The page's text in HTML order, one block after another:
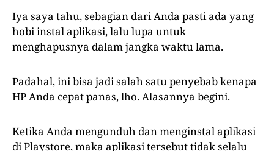
Iya saya tahu, sebagian dari Anda pasti ada yang
hobi instal aplikasi, lalu lupa untuk
menghapusnya dalam jangka waktu lama.
Padahal, ini bisa jadi salah satu penyebab kenapa
HP Anda cepat panas, lho. Alasannya begini.
Ketika Anda mengunduh dan menginstal aplikasi
di Playstore, maka aplikasi tersebut tidak selalu